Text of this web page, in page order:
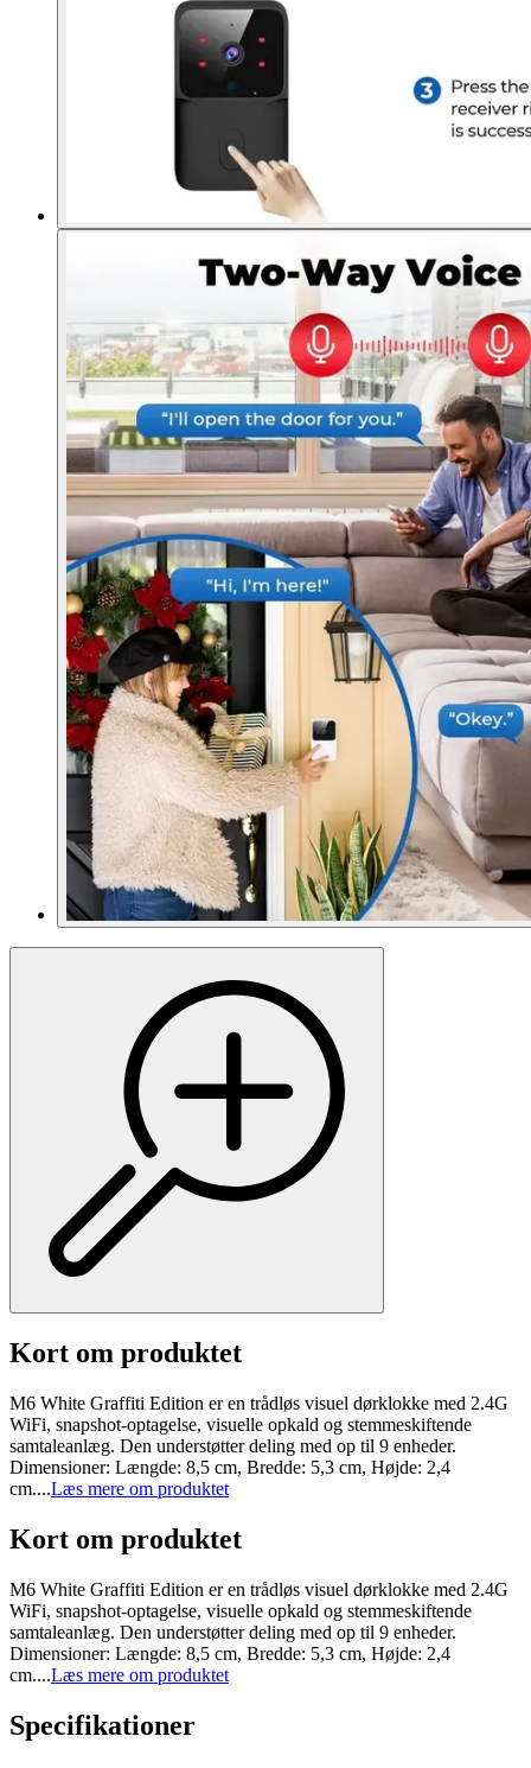
Kort om produktet
M6 White Graffiti Edition er en trådløs visuel dørklokke med 2.4G
WiFi, snapshot-optagelse, visuelle opkald og stemmeskiftende
samtaleanlæg. Den understøtter deling med op til 9 enheder.
Dimensioner: Længde: 8,5 cm, Bredde: 5,3 cm, Højde: 2,4
cm....Læs mere om produktet
Kort om produktet
M6 White Graffiti Edition er en trådløs visuel dørklokke med 2.4G
WiFi, snapshot-optagelse, visuelle opkald og stemmeskiftende
samtaleanlæg. Den understøtter deling med op til 9 enheder.
Dimensioner: Længde: 8,5 cm, Bredde: 5,3 cm, Højde: 2,4
cm....Læs mere om produktet
Specifikationer